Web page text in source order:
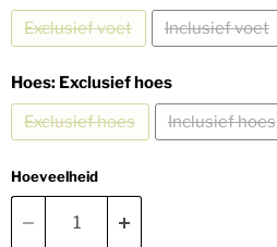
Exclusief voet
Inclusief voet
Hoes: Exclusief hoes
Exclusief hoes
Inclusief hoes
Hoeveelheid